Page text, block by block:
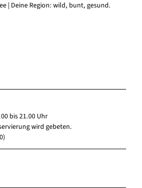
| Deine Region: wild, bunt, gesund.
bis 21.00 Uhr
wird gebeten.